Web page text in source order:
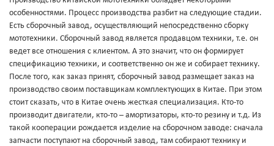
особенностями. Процесс производства разбит на следующие стадии.
Есть сборочный завод, осуществляющий непосредственно сборку
мототехники. Сборочный завод является продавцом техники, т.е. он
ведет все отношения с клиентом. А это значит, что он формирует
спецификацию техники, и соответственно он же и собирает технику.
После того, как заказ принят, сборочный завод размещает заказ на
производство своим поставщикам комплектующих в Китае. При этом
стоит сказать, что в Китае очень жесткая специализация. Кто-то
производит двигатели, кто-то – амортизаторы, кто-то резину и т.д. Из
такой кооперации рождается изделие на сборочном заводе: сначала
запчасти поступают на сборочный завод, там собирают технику и